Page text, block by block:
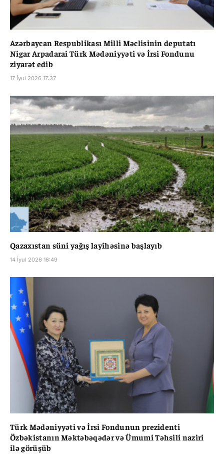
Azərbaycan Respublikası Milli Məclisinin deputatı
Nigar Arpadarai Türk Mədəniyyəti və İrsi Fondunu
ziyarət edib
17 İyul 2026 17:37
Qazaxıstan süni yağış layihəsinə başlayıb
14 İyul 2026 16:49
Türk Mədəniyyəti və İrsi Fondunun prezidenti
Özbəkistanın Məktəbəqədər və Ümumi Təhsili naziri
ilə görüşüb